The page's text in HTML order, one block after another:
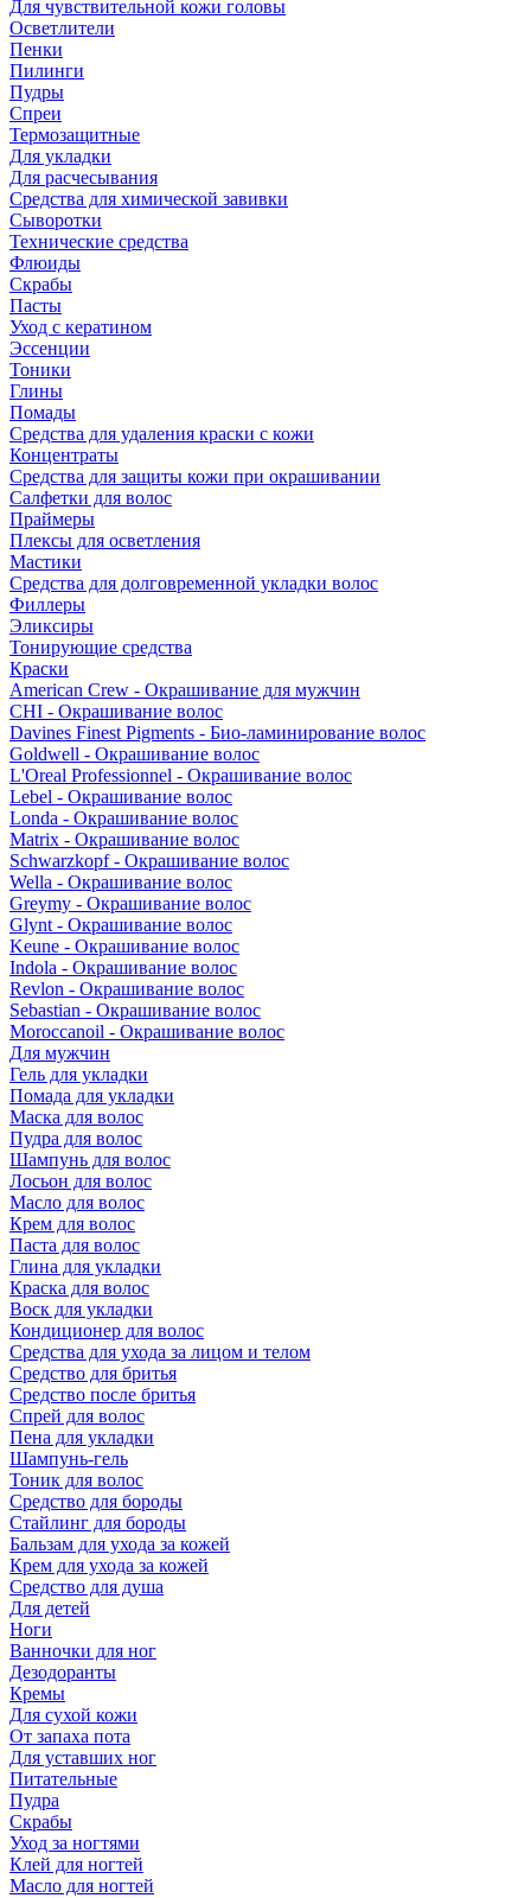
Для чувствительной кожи головы
Осветлители
Пенки
Пилинги
Пудры
Спреи
Термозащитные
Для укладки
Для расчесывания
Средства для химической завивки
Сыворотки
Технические средства
Флюиды
Скрабы
Пасты
Уход с кератином
Эссенции
Тоники
Глины
Помады
Средства для удаления краски с кожи
Концентраты
Средства для защиты кожи при окрашивании
Салфетки для волос
Праймеры
Плексы для осветления
Мастики
Средства для долговременной укладки волос
Филлеры
Эликсиры
Тонирующие средства
Краски
American Crew - Окрашивание для мужчин
CHI - Окрашивание волос
Davines Finest Pigments - Био-ламинирование волос
Goldwell - Окрашивание волос
L'Oreal Professionnel - Окрашивание волос
Lebel - Окрашивание волос
Londa - Окрашивание волос
Matrix - Окрашивание волос
Schwarzkopf - Окрашивание волос
Wella - Окрашивание волос
Greymy - Окрашивание волос
Glynt - Окрашивание волос
Keune - Окрашивание волос
Indola - Окрашивание волос
Revlon - Окрашивание волос
Sebastian - Окрашивание волос
Moroccanoil - Окрашивание волос
Для мужчин
Гель для укладки
Помада для укладки
Маска для волос
Пудра для волос
Шампунь для волос
Лосьон для волос
Масло для волос
Крем для волос
Паста для волос
Глина для укладки
Краска для волос
Воск для укладки
Кондиционер для волос
Средства для ухода за лицом и телом
Средство для бритья
Средство после бритья
Спрей для волос
Пена для укладки
Шампунь-гель
Тоник для волос
Средство для бороды
Стайлинг для бороды
Бальзам для ухода за кожей
Крем для ухода за кожей
Средство для душа
Для детей
Ноги
Ванночки для ног
Дезодоранты
Кремы
Для сухой кожи
От запаха пота
Для уставших ног
Питательные
Пудра
Скрабы
Уход за ногтями
Клей для ногтей
Масло для ногтей